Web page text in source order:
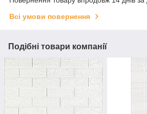
Всі умови повернення
Подібні товари компанії